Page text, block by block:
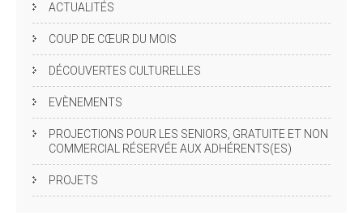
ACTUALITÉS
COUP DE CŒUR DU MOIS
DÉCOUVERTES CULTURELLES
EVÈNEMENTS
PROJECTIONS POUR LES SENIORS, GRATUITE ET NON
COMMERCIAL RÉSERVÉE AUX ADHÉRENTS(ES)
PROJETS